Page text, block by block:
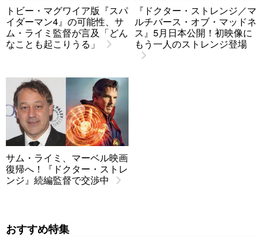
トビー・マグワイア版『スパ
イダーマン4』の可能性、サ
ム・ライミ監督が言及「どん
なことも起こりうる」
『ドクター・ストレンジ／マ
ルチバース・オブ・マッドネ
ス』5月日本公開！初映像に
もう一人のストレンジ登場
サム・ライミ、マーベル映画
復帰へ！『ドクター・ストレ
ンジ』続編監督で交渉中
おすすめ特集